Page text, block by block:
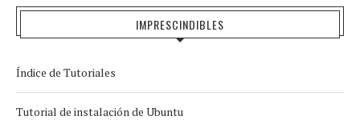
IMPRESCINDIBLES
Índice de Tutoriales
Tutorial de instalación de Ubuntu